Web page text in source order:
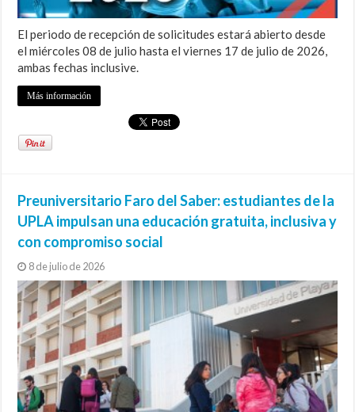
El periodo de recepción de solicitudes estará abierto desde
el miércoles 08 de julio hasta el viernes 17 de julio de 2026,
ambas fechas inclusive.
Más información
Preuniversitario Faro del Saber: estudiantes de la
UPLA impulsan una educación gratuita, inclusiva y
con compromiso social
8 de julio de 2026